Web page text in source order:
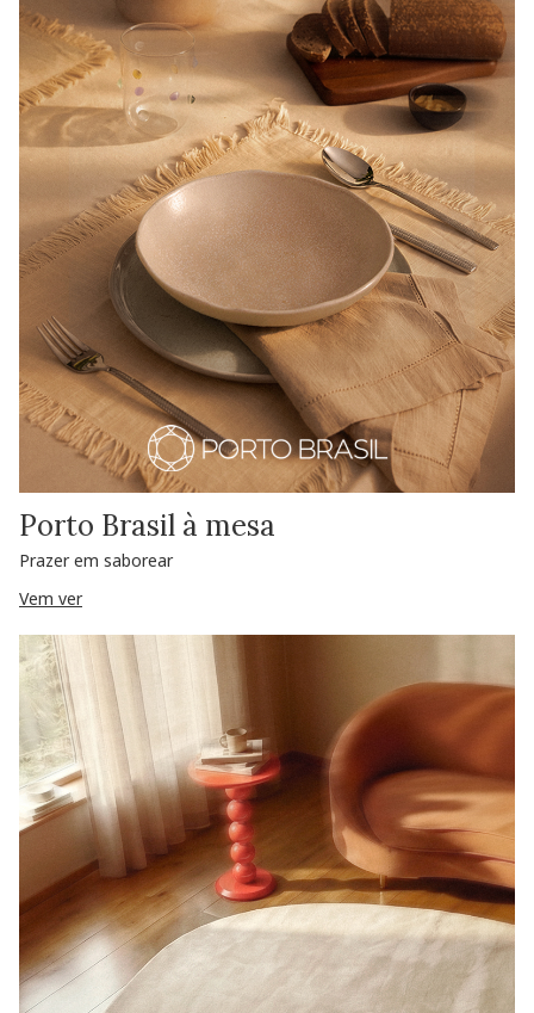
Porto Brasil à mesa
Prazer em saborear
Vem ver